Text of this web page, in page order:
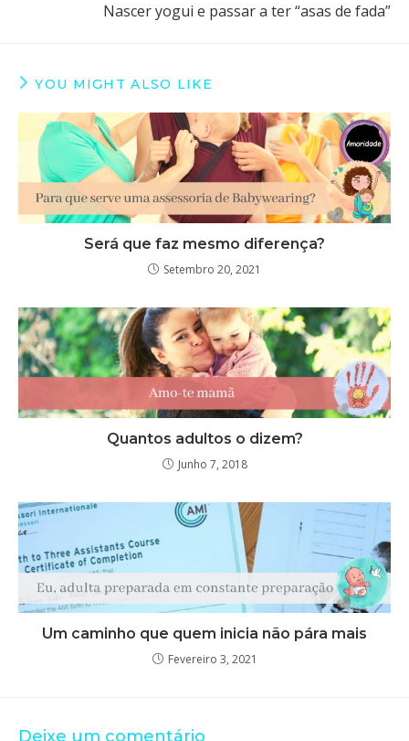
Nascer yogui e passar a ter “asas de fada”
YOU MIGHT ALSO LIKE
Será que faz mesmo diferença?
Setembro 20, 2021
Quantos adultos o dizem?
Junho 7, 2018
Um caminho que quem inicia não pára mais
Fevereiro 3, 2021
Deixe um comentário